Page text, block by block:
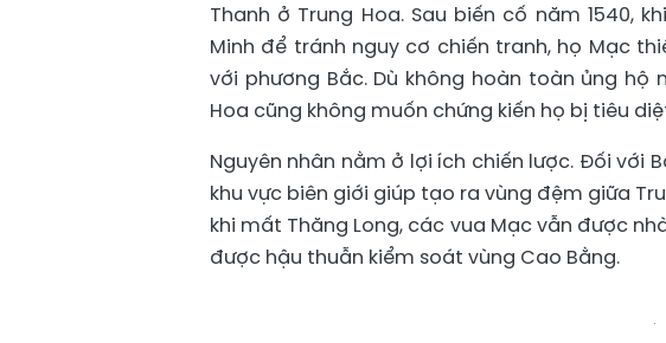
Thanh ở Trung Hoa. Sau biến cố năm 1540,
Minh để tránh nguy cơ chiến tranh, họ Mạc
với phương Bắc. Dù không hoàn toàn ủng
Hoa cũng không muốn chứng kiến họ bị tiêu
Nguyên nhân nằm ở lợi ích chiến lược. Đối với
khu vực biên giới giúp tạo ra vùng đệm giữa
khi mất Thăng Long, các vua Mạc vẫn được
được hậu thuẫn kiểm soát vùng Cao Bằng.